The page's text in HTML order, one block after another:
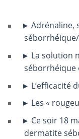
Adrénaline,
La solution
séborrhéique
L’efficacité
Les «
Ce soir 18
dermatite